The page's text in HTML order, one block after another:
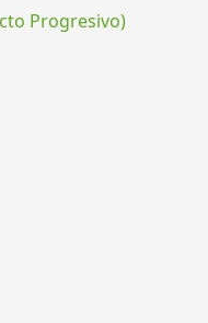
Progresivo)